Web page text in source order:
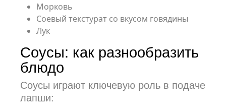
Морковь
Соевый текстурат со вкусом говядины
Лук
Соусы: как разнообразить
блюдо
Соусы играют ключевую роль в подаче
лапши: